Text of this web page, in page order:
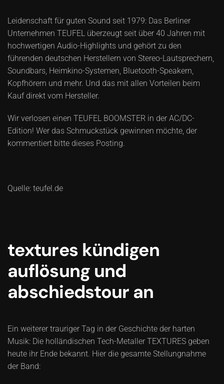
Leidenschaft für guten Sound seit 1979: Das Berliner
Unternehmen TEUFEL überzeugt seit über 40 Jahren mit
hochwertigen Audio-Highlights und gehört zu den
führenden deutschen Herstellern von Stereo-Lautsprechern,
Soundbars, Heimkino-Systemen, Bluetooth-Speakern,
Kopfhörern und mehr. Und das mit allen Vorteilen beim
Kauf direkt vom Hersteller.
Wir verlosen einen TEUFEL BOOMSTER in der AC/DC-
Edition! Wer das Schmuckstück gewinnen möchte, der
kommentiert bitte dieses Posting.
Quelle: teufel.de
textures kündigen
auflösung und
abschiedstour an
Ein weiterer trauriger Tag in der Geschichte der harten
Musik: Die holländischen Tech-Metaller TEXTURES geben
heute ihr Ende bekannt. Hier die gesamte Stellungnahme
der Band: